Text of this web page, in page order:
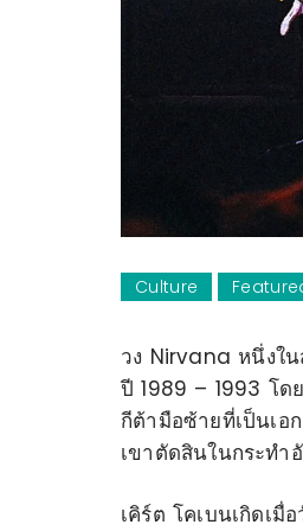
Culture
วง Nirvana หนึ่งใ
ปี 1989 – 1993 โ
กีต้ามือซ้ายที่เป็นเอ
เขาตัดสินในกระท
เคิร์ต โคเบนเกิดเ